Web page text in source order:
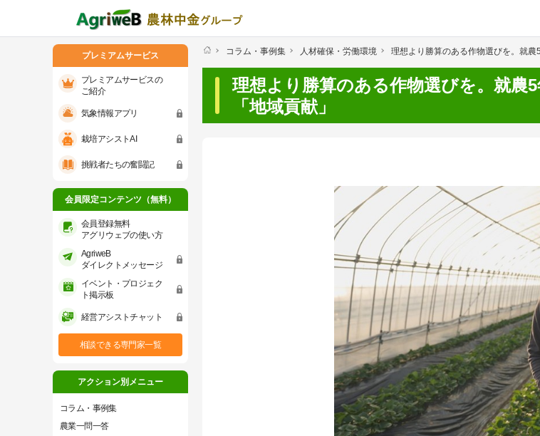
プレミアムサービス
プレミアムサービスのご紹介
会員登録無料 アグリウェブの使い方
AgriweBダイレクトメッセージ
イベント・プロジェクト掲示板
経営アシストチャット
コラム・事例集
農業一問一答
基礎知識
アグリウェブ経営診断
コラム・事例集 人材確保・労働環境 理想より勝算のある作物選びを。就農
理想より勝算のある作物選びを。就農
「地域貢献」
プレミアムサービス
プレミアムサービスの
ご紹介
気象情報アプリ
栽培アシストAI
挑戦者たちの奮闘記
会員限定コンテンツ（無料）
会員登録無料
アグリウェブの使い方
AgriweB
ダイレクトメッセージ
イベント・プロジェク
ト掲示板
経営アシストチャット
相談できる専門家一覧
アクション別メニュー
コラム・事例集
農業一問一答